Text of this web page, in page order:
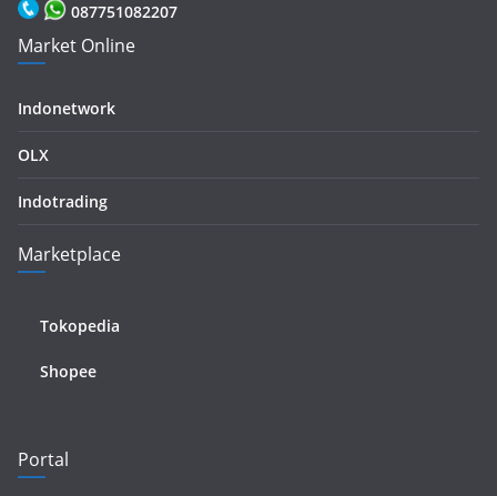
087751082207
Market Online
Indonetwork
OLX
Indotrading
Marketplace
Tokopedia
Shopee
Portal